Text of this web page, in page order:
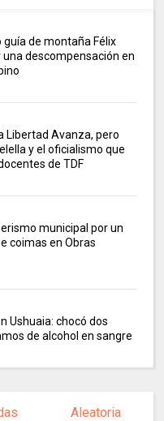
guía de montaña Félix
descompensación en
Libertad Avanza, pero
y el oficialismo que
de TDF
municipal por un
coimas en Obras
Ushuaia: chocó dos
de alcohol en sangre
Aleatoria